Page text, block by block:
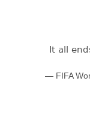
It all
— FIFA